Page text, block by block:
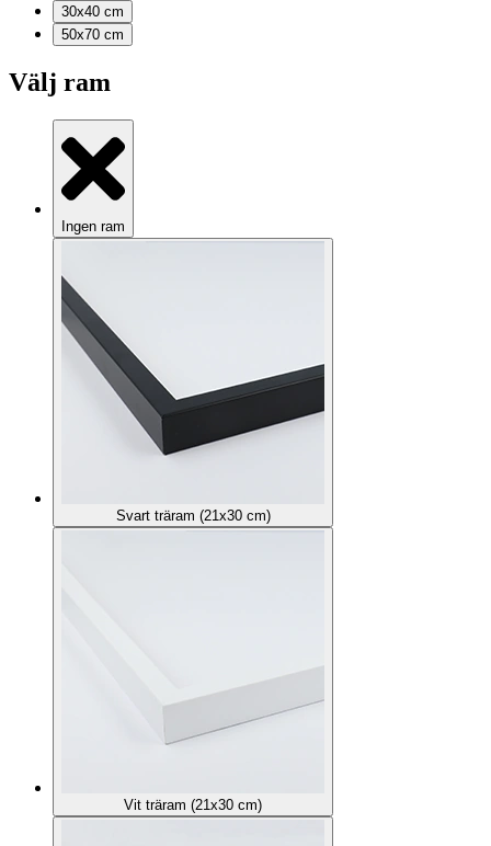
30x40 cm
50x70 cm
Välj ram
Ingen ram
Svart träram (21x30 cm)
Vit träram (21x30 cm)